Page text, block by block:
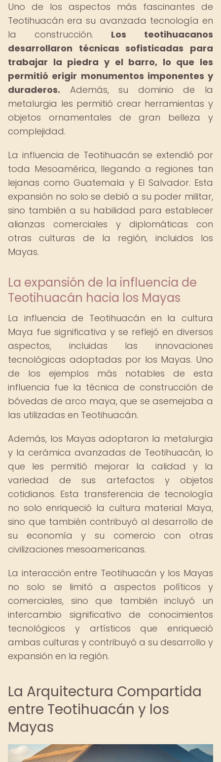
Uno de los aspectos más fascinantes de
Teotihuacán era su avanzada tecnología en
la construcción. Los teotihuacanos
desarrollaron técnicas sofisticadas para
trabajar la piedra y el barro, lo que les
permitió erigir monumentos imponentes y
duraderos. Además, su dominio de la
metalurgia les permitió crear herramientas y
objetos ornamentales de gran belleza y
complejidad.
La influencia de Teotihuacán se extendió por
toda Mesoamérica, llegando a regiones tan
lejanas como Guatemala y El Salvador. Esta
expansión no solo se debió a su poder militar,
sino también a su habilidad para establecer
alianzas comerciales y diplomáticas con
otras culturas de la región, incluidos los
Mayas.
La expansión de la influencia de
Teotihuacán hacia los Mayas
La influencia de Teotihuacán en la cultura
Maya fue significativa y se reflejó en diversos
aspectos, incluidas las innovaciones
tecnológicas adoptadas por los Mayas. Uno
de los ejemplos más notables de esta
influencia fue la técnica de construcción de
bóvedas de arco maya, que se asemejaba a
las utilizadas en Teotihuacán.
Además, los Mayas adoptaron la metalurgia
y la cerámica avanzadas de Teotihuacán, lo
que les permitió mejorar la calidad y la
variedad de sus artefactos y objetos
cotidianos. Esta transferencia de tecnología
no solo enriqueció la cultura material Maya,
sino que también contribuyó al desarrollo de
su economía y su comercio con otras
civilizaciones mesoamericanas.
La interacción entre Teotihuacán y los Mayas
no solo se limitó a aspectos políticos y
comerciales, sino que también incluyó un
intercambio significativo de conocimientos
tecnológicos y artísticos que enriqueció
ambas culturas y contribuyó a su desarrollo y
expansión en la región.
La Arquitectura Compartida
entre Teotihuacán y los
Mayas